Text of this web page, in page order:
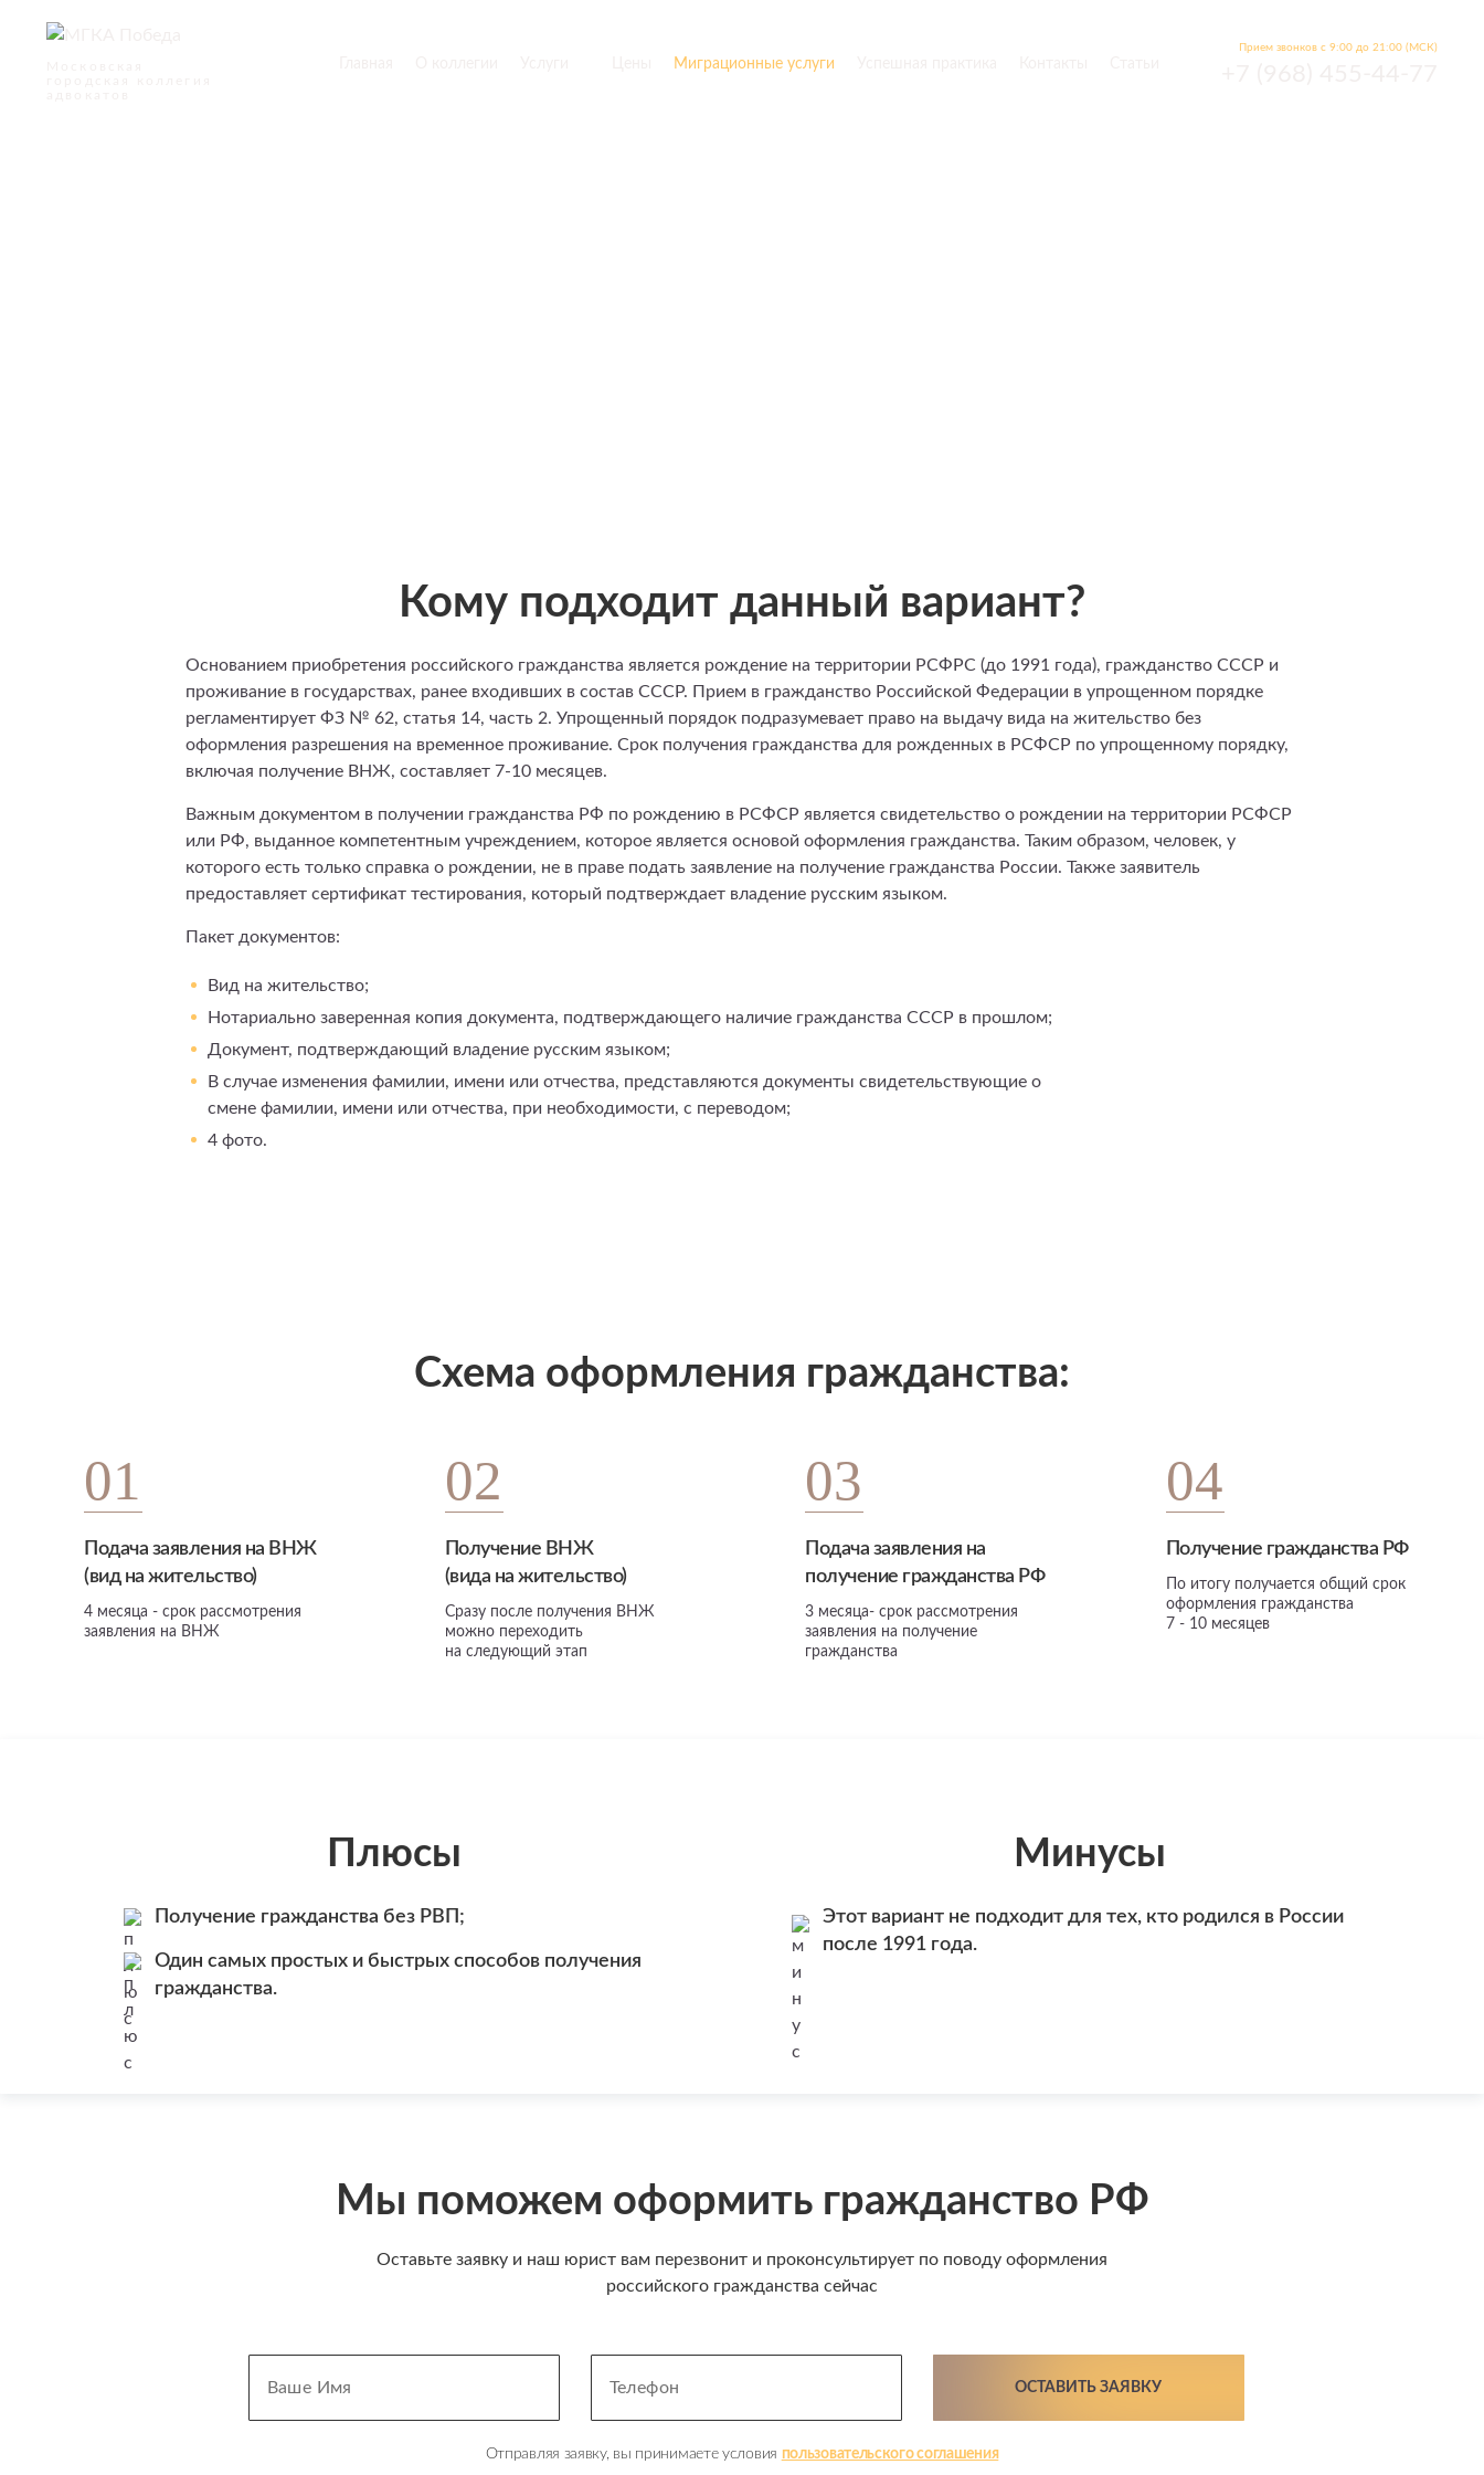
Миграционные услуги
Прием звонков с 9:00 до 21:00 (МСК)
Кому подходит данный вариант?
Основанием приобретения российского гражданства является рождение на территории РСФРС (до 1991 года), гражданство СССР и
проживание в государствах, ранее входивших в состав СССР. Прием в гражданство Российской Федерации в упрощенном порядке
регламентирует ФЗ № 62, статья 14, часть 2. Упрощенный порядок подразумевает право на выдачу вида на жительство без
оформления разрешения на временное проживание. Срок получения гражданства для рожденных в РСФСР по упрощенному порядку,
включая получение ВНЖ, составляет 7-10 месяцев.
Важным документом в получении гражданства РФ по рождению в РСФСР является свидетельство о рождении на территории РСФСР
или РФ, выданное компетентным учреждением, которое является основой оформления гражданства. Таким образом, человек, у
которого есть только справка о рождении, не в праве подать заявление на получение гражданства России. Также заявитель
предоставляет сертификат тестирования, который подтверждает владение русским языком.
Пакет документов:
Вид на жительство;
Нотариально заверенная копия документа, подтверждающего наличие гражданства СССР в прошлом;
Документ, подтверждающий владение русским языком;
В случае изменения фамилии, имени или отчества, представляются документы свидетельствующие о
смене фамилии, имени или отчества, при необходимости, с переводом;
4 фото.
Схема оформления гражданства:
01
Подача заявления на ВНЖ
(вид на жительство)
4 месяца - срок рассмотрения
заявления на ВНЖ
02
Получение ВНЖ
(вида на жительство)
Сразу после получения ВНЖ
можно переходить
на следующий этап
03
Подача заявления на
получение гражданства РФ
3 месяца- срок рассмотрения
заявления на получение
гражданства
04
Получение гражданства РФ
По итогу получается общий срок
оформления гражданства
7 - 10 месяцев
Плюсы
Получение гражданства без РВП;
Один самых простых и быстрых способов получения
гражданства.
Минусы
Этот вариант не подходит для тех, кто родился в России
после 1991 года.
Мы поможем оформить гражданство РФ
Оставьте заявку и наш юрист вам перезвонит и проконсультирует по поводу оформления
российского гражданства сейчас
ОСТАВИТЬ ЗАЯВКУ
Отправляя заявку, вы принимаете условия пользовательского соглашения